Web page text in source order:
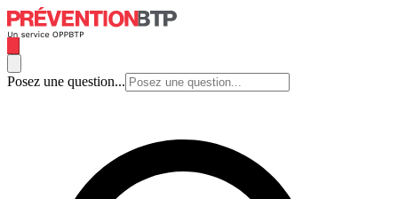
Posez une question...